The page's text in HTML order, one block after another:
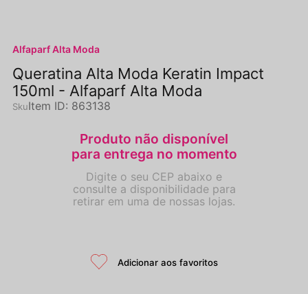
Alfaparf Alta Moda
Queratina Alta Moda Keratin Impact
150ml - Alfaparf Alta Moda
Item ID: 863138